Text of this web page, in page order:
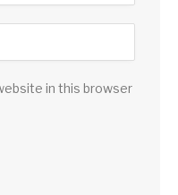
in this browser